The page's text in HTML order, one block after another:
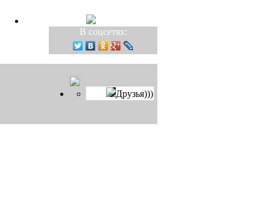
В соцсетях:
Друзья)))